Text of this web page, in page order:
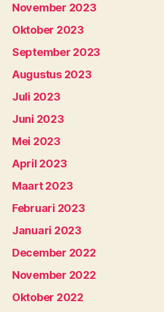
November 2023
Oktober 2023
September 2023
Augustus 2023
Juli 2023
Juni 2023
Mei 2023
April 2023
Maart 2023
Februari 2023
Januari 2023
December 2022
November 2022
Oktober 2022